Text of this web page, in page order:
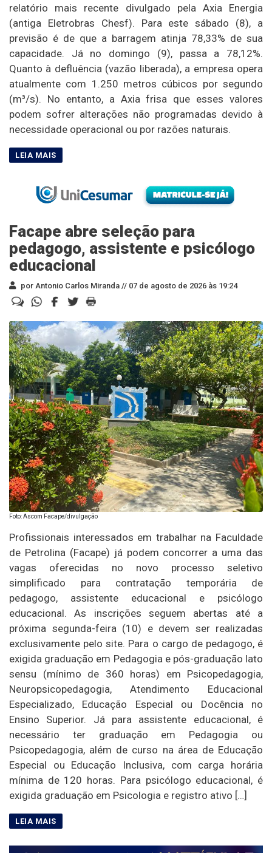
relatório mais recente divulgado pela Axia Energia
(antiga Eletrobras Chesf). Para este sábado (8), a
previsão é de que a barragem atinja 78,33% de sua
capacidade. Já no domingo (9), passa a 78,12%.
Quanto à defluência (vazão liberada), a empresa opera
atualmente com 1.250 metros cúbicos por segundo
(m³/s). No entanto, a Axia frisa que esses valores
podem sofrer alterações não programadas devido à
necessidade operacional ou por razões naturais.
Facape abre seleção para
pedagogo, assistente e psicólogo
educacional
por Antonio Carlos Miranda // 07 de agosto de 2026 às 19:24
Foto: Ascom Facape/divulgação
Profissionais interessados em trabalhar na Faculdade
de Petrolina (Facape) já podem concorrer a uma das
vagas oferecidas no novo processo seletivo
simplificado para contratação temporária de
pedagogo, assistente educacional e psicólogo
educacional. As inscrições seguem abertas até a
próxima segunda-feira (10) e devem ser realizadas
exclusivamente pelo site. Para o cargo de pedagogo, é
exigida graduação em Pedagogia e pós-graduação lato
sensu (mínimo de 360 horas) em Psicopedagogia,
Neuropsicopedagogia, Atendimento Educacional
Especializado, Educação Especial ou Docência no
Ensino Superior. Já para assistente educacional, é
necessário ter graduação em Pedagogia ou
Psicopedagogia, além de curso na área de Educação
Especial ou Educação Inclusiva, com carga horária
mínima de 120 horas. Para psicólogo educacional, é
exigida graduação em Psicologia e registro ativo […]